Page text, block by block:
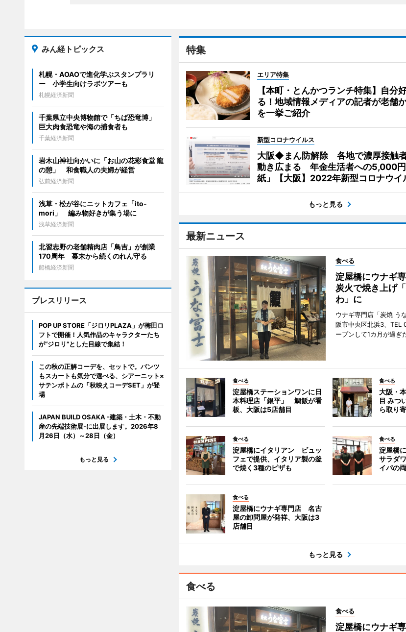
特集
エリア特集
【本町・とんかつランチ特集】自分
る！地域情報メディアの記者が老舗
を一挙ご紹介
新型コロナウイルス
大阪◆まん防解除 各地で濃厚接触
動き広まる 年金生活者への5,000円
紙」【大阪】2022年新型コロナウイ
もっと見る
最新ニュース
食べる
淀屋橋にウナギ
炭火で焼き上げ
わ」に
ウナギ専門店「炭焼 う
阪市中央区北浜3、
ープンして1カ月が過ぎた
食べる
淀屋橋ステーションワンに日
本料理店「銀平」 鯛飯が看
板、大阪は5店舗目
食べる
大阪・
目 みつ
ら取り
食べる
淀屋橋にイタリアン ビュッ
フェで提供、イタリア製の釜
で焼く3種のピザも
食べる
淀屋橋
サラダ
イパの
食べる
淀屋橋にウナギ専門店 名古
屋の卸問屋が発祥、大阪は3
店舗目
もっと見る
食べる
食べる
淀屋橋にウナギ
みん経トピックス
札幌・AOAOで進化学ぶスタンプラリ
ー 小学生向けラボツアーも
札幌経済新聞
千葉県立中央博物館で「ちば恐竜博」
巨大肉食恐竜や海の捕食者も
千葉経済新聞
岩木山神社向かいに「お山の花彩食堂 龍
の憩」 和食職人の夫婦が経営
弘前経済新聞
浅草・松が谷にニットカフェ「ito-
mori」 編み物好きが集う場に
浅草経済新聞
北習志野の老舗精肉店「鳥吉」が創業
170周年 幕末から続くのれん守る
船橋経済新聞
プレスリリース
POP UP STORE「ジロリPLAZA」が梅田ロ
フトで開催！人気作品のキャラクターたち
が“ジロリ”とした目線で集結！
この秋の正解コーデを、セットで。パンツ
もスカートも気分で選べる、シアーニット×
サテンボトムの「秋映えコーデSET」が登
場
JAPAN BUILD OSAKA -建築・土木・不動
産の先端技術展-に出展します。2026年8
月26日（水）～28日（金）
もっと見る